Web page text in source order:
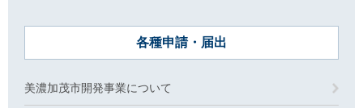
各種申請・届出
美濃加茂市開発事業について